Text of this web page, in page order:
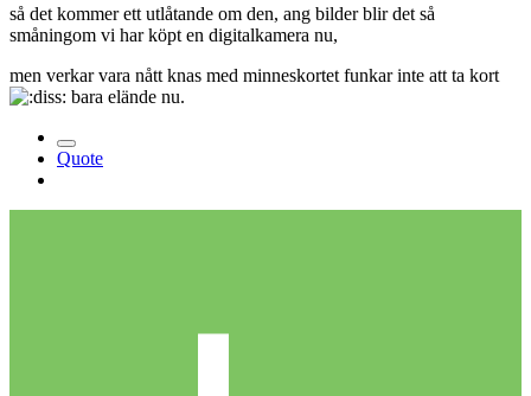
så det kommer ett utlåtande om den, ang bilder blir det så
småningom vi har köpt en digitalkamera nu,
men verkar vara nått knas med minneskortet funkar inte att ta kort
bara elände nu.
Quote